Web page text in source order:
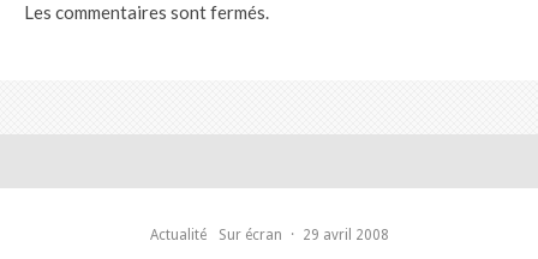
Les commentaires sont fermés.
Actualité Sur écran · 29 avril 2008